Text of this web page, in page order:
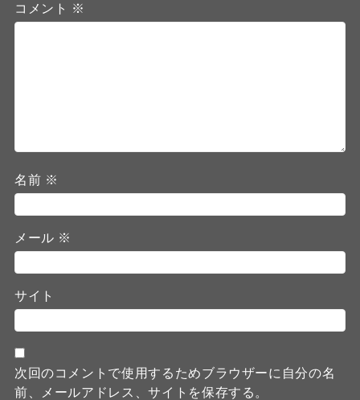
コメント ※
名前 ※
メール ※
サイト
次回のコメントで使用するためブラウザーに自分の名
前、メールアドレス、サイトを保存する。